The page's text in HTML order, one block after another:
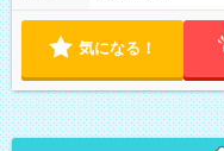
気になる！